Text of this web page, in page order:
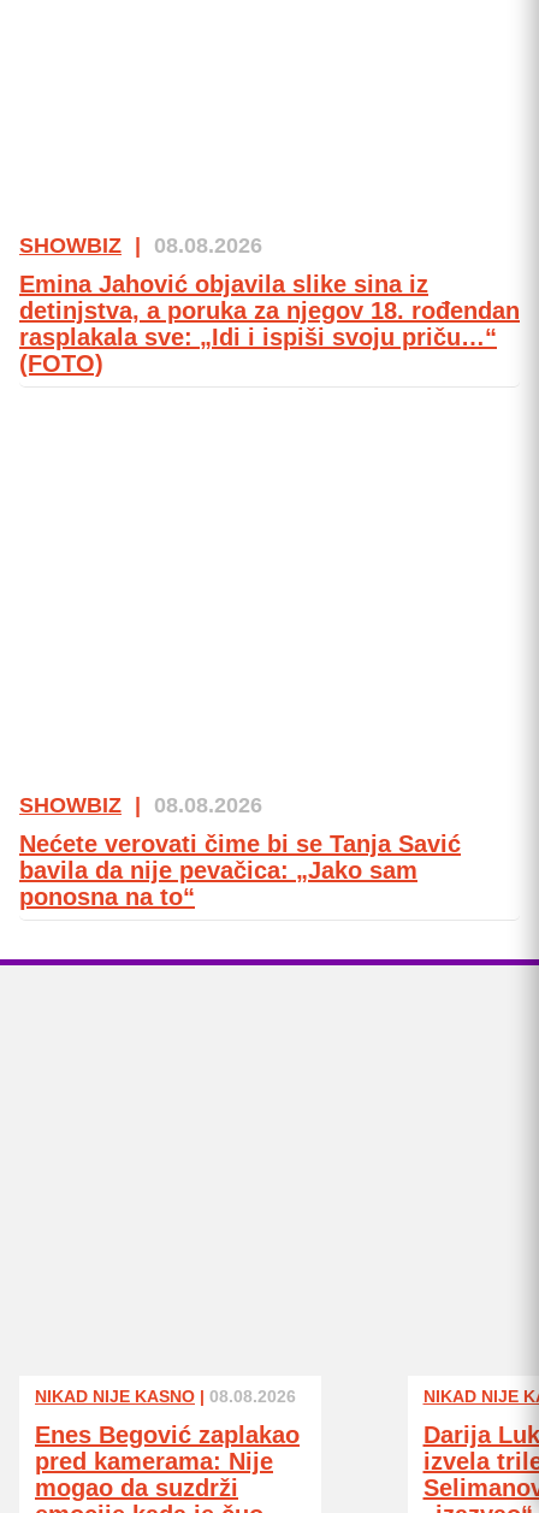
SHOWBIZ 08.08.2026
Emina Jahović objavila slike sina iz
detinjstva, a poruka za njegov 18. rođendan
rasplakala sve: „Idi i ispiši svoju priču…“
(FOTO)
SHOWBIZ | 08.08.2026
Nećete verovati čime bi se Tanja Savić
bavila da nije pevačica: „Jako sam
ponosna na to“
NIKAD NIJE KASNO | 08.08.2026
Enes Begović zaplakao
pred kamerama: Nije
mogao da suzdrži
NIKAD NIJE
Darija
izvela